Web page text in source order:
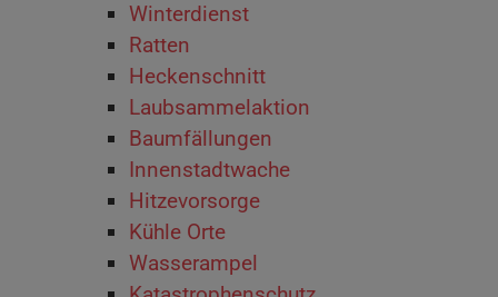
Winterdienst
Ratten
Heckenschnitt
Laubsammelaktion
Baumfällungen
Innenstadtwache
Hitzevorsorge
Kühle Orte
Wasserampel